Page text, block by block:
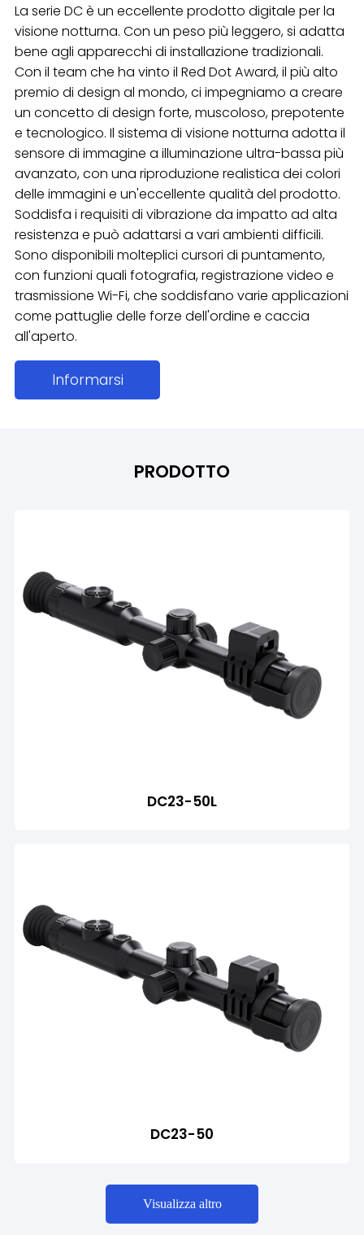
La serie DC è un eccellente prodotto digitale per la
visione notturna. Con un peso più leggero, si adatta
bene agli apparecchi di installazione tradizionali.
Con il team che ha vinto il Red Dot Award, il più alto
premio di design al mondo, ci impegniamo a creare
un concetto di design forte, muscoloso, prepotente
e tecnologico. Il sistema di visione notturna adotta il
sensore di immagine a illuminazione ultra-bassa più
avanzato, con una riproduzione realistica dei colori
delle immagini e un'eccellente qualità del prodotto.
Soddisfa i requisiti di vibrazione da impatto ad alta
resistenza e può adattarsi a vari ambienti difficili.
Sono disponibili molteplici cursori di puntamento,
con funzioni quali fotografia, registrazione video e
trasmissione Wi-Fi, che soddisfano varie applicazioni
come pattuglie delle forze dell'ordine e caccia
all'aperto.
Informarsi
PRODOTTO
DC23-50L
DC23-50
Visualizza altro